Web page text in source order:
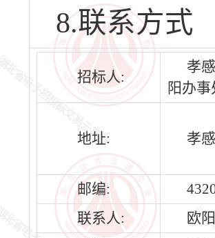
8.联系方式
招标人:
孝
阳办事
地址: 孝
邮编:
联系人:
欧